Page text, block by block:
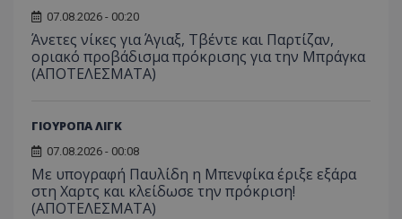
07.08.2026 - 00:20
Άνετες νίκες για Άγιαξ, Τβέντε και Παρτίζαν,
οριακό προβάδισμα πρόκρισης για την Μπράγκα
(ΑΠΟΤΕΛΕΣΜΑΤΑ)
ΓΙΟΥΡΟΠΑ ΛΙΓΚ
07.08.2026 - 00:08
Με υπογραφή Παυλίδη η Μπενφίκα έριξε εξάρα
στη Χαρτς και κλείδωσε την πρόκριση!
(ΑΠΟΤΕΛΕΣΜΑΤΑ)